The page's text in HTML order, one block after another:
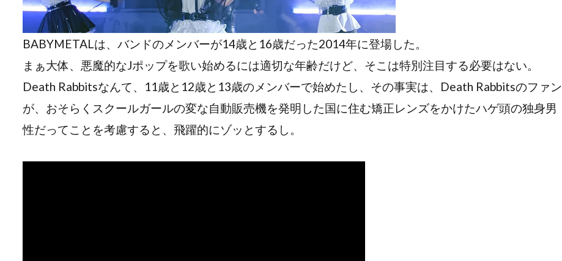
BABYMETALは、バンドのメンバーが14歳と16歳だった2014年に登場した。
まぁ大体、悪魔的なJポップを歌い始めるには適切な年齢だけど、そこは特別注目する必要はない。
Death Rabbitsなんて、11歳と12歳と13歳のメンバーで始めたし、その事実は、Death Rabbitsのファン
が、おそらくスクールガールの変な自動販売機を発明した国に住む矯正レンズをかけたハゲ頭の独身男
性だってことを考慮すると、飛躍的にゾッとするし。